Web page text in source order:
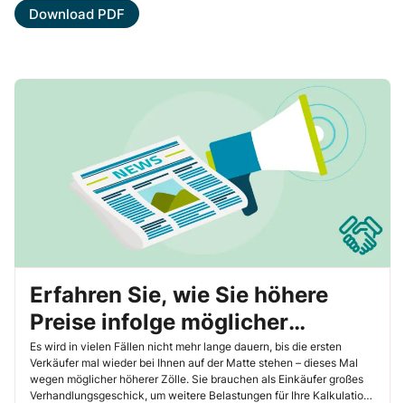
Download PDF
Erfahren Sie, wie Sie höhere
Preise infolge möglicher
Zollaufschläge erfolgreich
abwenden
Es wird in vielen Fällen nicht mehr lange dauern, bis die ersten
Verkäufer mal wieder bei Ihnen auf der Matte stehen – dieses Mal
wegen möglicher höherer Zölle. Sie brauchen als Einkäufer großes
Verhandlungsgeschick, um weitere Belastungen für Ihre Kalkulation